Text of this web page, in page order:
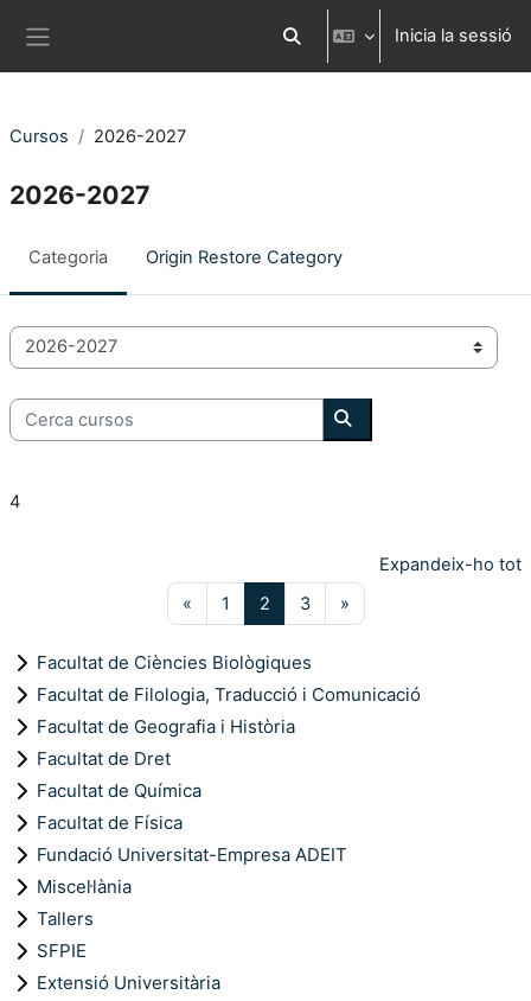
Commuta l'entrada de la cerca
Inicia la sessió
Cursos 2026-2027
2026-2027
Categoria Origin Restore Category
Categories de Cursos
Cerca cursos
Cerca cursos
4
Expandeix-ho tot
«Pàgina anterior
1 Pàgina 1
2Pàgina 2
3Pàgina 3
»Pàgina següent
Facultat de Ciències Biològiques
Facultat de Filologia, Traducció i Comunicació
Facultat de Geografia i Història
Facultat de Dret
Facultat de Química
Facultat de Física
Fundació Universitat-Empresa ADEIT
Miscel·lània
Tallers
SFPIE
Extensió Universitària